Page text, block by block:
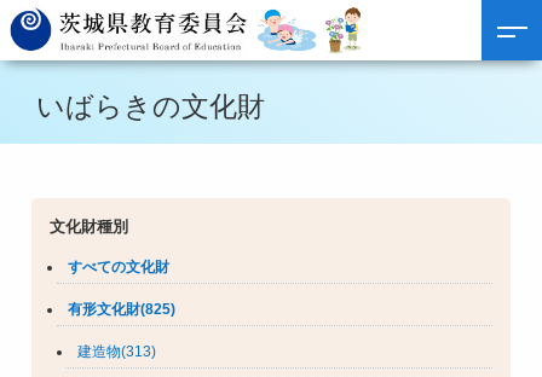
いばらきの文化財
文化財種別
すべての文化財
有形文化財(825)
建造物(313)